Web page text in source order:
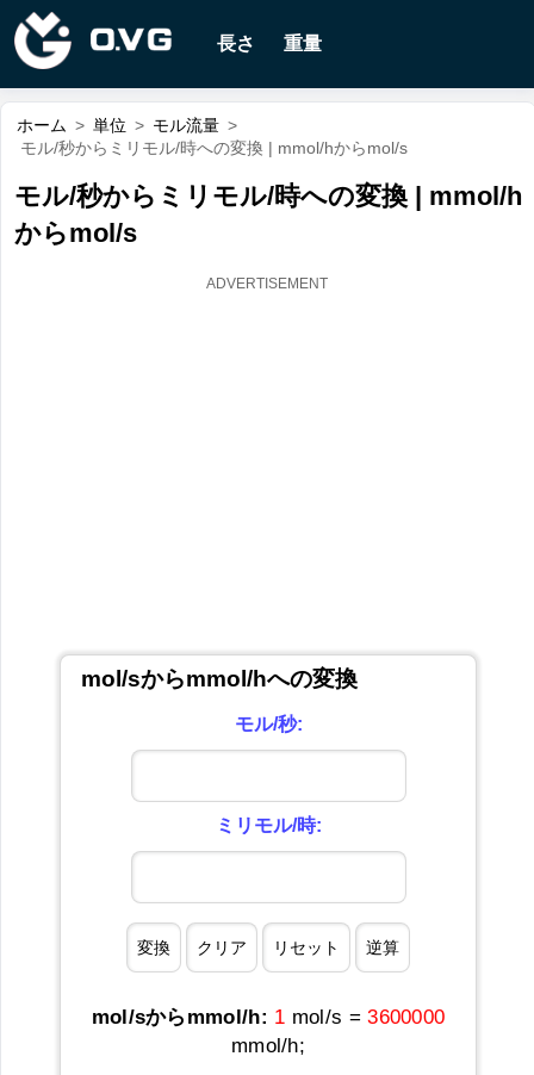
長さ 重量
ホーム > 単位 > モル流量 >
モル/秒からミリモル/時への変換 | mmol/hからmol/s
モル/秒からミリモル/時への変換 | mmol/h
からmol/s
mol/sからmmol/hへの変換
モル/秒:
ミリモル/時:
mol/sからmmol/h: 1 mol/s =3600000
mmol/h;